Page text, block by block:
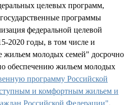
целевых программ,
программы
федеральной целевой
2020 годы, в том числе и
молодых семей" досрочно
обеспечению жильем молодых
программу Российской
и комфортным жильем и
Российской Федерации",